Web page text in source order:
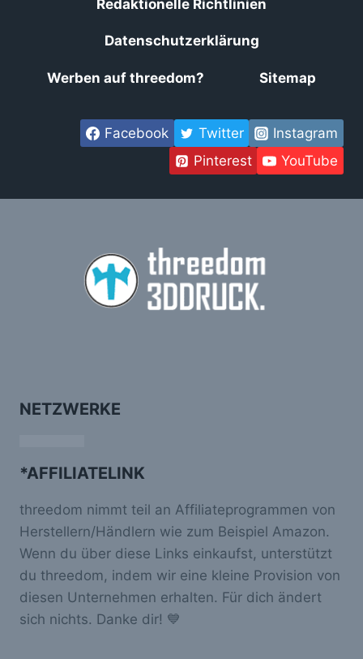
Redaktionelle Richtlinien
Datenschutzerklärung
Werben auf threedom? Sitemap
Facebook Twitter
Instagram
Pinterest
YouTube
NETZWERKE
*AFFILIATELINK
threedom nimmt teil an Affiliateprogrammen von
Herstellern/Händlern wie zum Beispiel Amazon.
Wenn du über diese Links einkaufst, unterstützt
du threedom, indem wir eine kleine Provision von
diesen Unternehmen erhalten. Für dich ändert
sich nichts. Danke dir! 💙